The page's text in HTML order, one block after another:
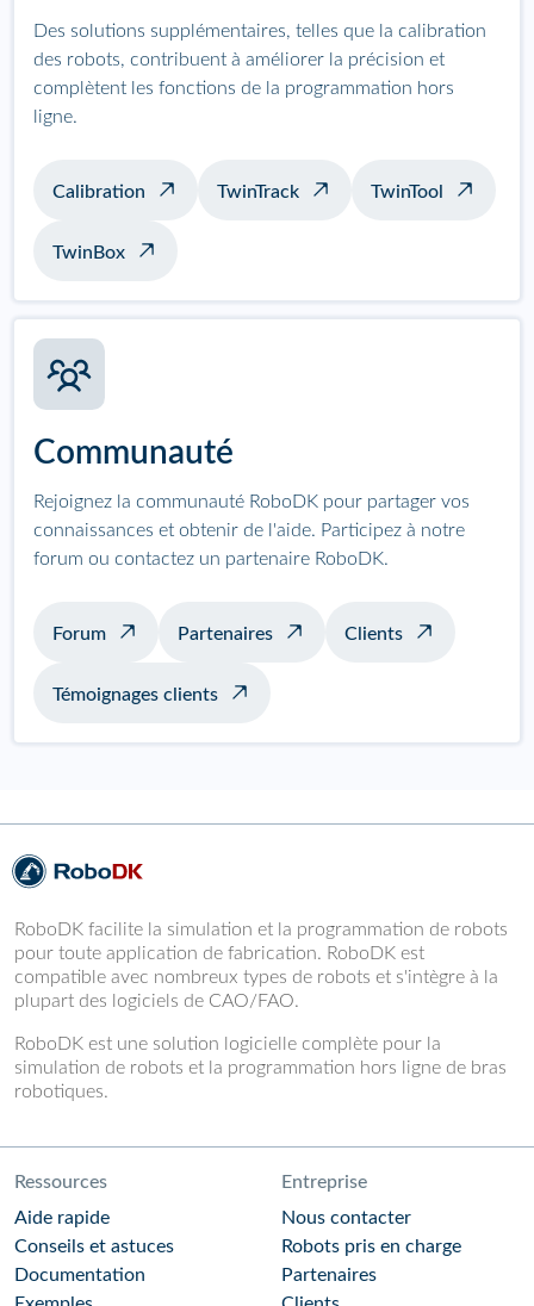
Des solutions supplémentaires, telles que la calibration
des robots, contribuent à améliorer la précision et
complètent les fonctions de la programmation hors
ligne.
Calibration TwinTrack TwinTool
TwinBox
Communauté
Rejoignez la communauté RoboDK pour partager vos
connaissances et obtenir de l'aide. Participez à notre
forum ou contactez un partenaire RoboDK.
Forum Partenaires Clients
Témoignages clients
RoboDK facilite la simulation et la programmation de robots
pour toute application de fabrication. RoboDK est
compatible avec nombreux types de robots et s'intègre à la
plupart des logiciels de CAO/FAO.
RoboDK est une solution logicielle complète pour la
simulation de robots et la programmation hors ligne de bras
robotiques.
Ressources
Aide rapide
Conseils et astuces
Documentation
Entreprise
Nous contacter
Robots pris en charge
Partenaires